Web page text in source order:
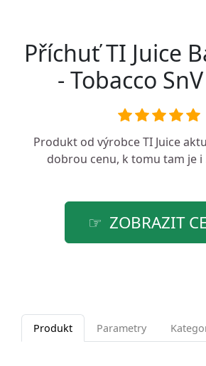
Příchuť TI Juice
- Tobacco
Produkt od výrobceTI Juice
dobrou cenu, k tomu tam je i
ZOBRAZIT
Produkt Parametry